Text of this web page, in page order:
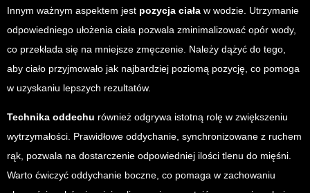
Innym ważnym aspektem jest pozycja ciała w wodzie. Utrzymanie
odpowiedniego ułożenia ciała pozwala zminimalizować opór wody,
co przekłada się na mniejsze zmęczenie. Należy dążyć do tego,
aby ciało przyjmowało jak najbardziej poziomą pozycję, co pomoga
w uzyskaniu lepszych rezultatów.
Technika oddechu również odgrywa istotną rolę w zwiększeniu
wytrzymałości. Prawidłowe oddychanie, synchronizowane z ruchem
rąk, pozwala na dostarczenie odpowiedniej ilości tlenu do mięśni.
Warto ćwiczyć oddychanie boczne, co pomaga w zachowaniu